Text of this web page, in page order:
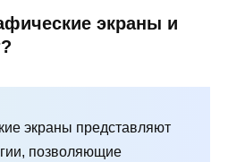
экраны и
экраны представляют
позволяющие